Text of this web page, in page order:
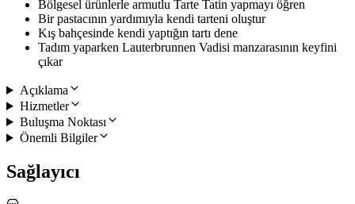
Bölgesel ürünlerle armutlu Tarte Tatin yapmayı öğren
Bir pastacının yardımıyla kendi tarteni oluştur
Kış bahçesinde kendi yaptığın tartı dene
Tadım yaparken Lauterbrunnen Vadisi manzarasının keyfini
çıkar
Açıklama
Hizmetler
Buluşma Noktası
Önemli Bilgiler
Sağlayıcı